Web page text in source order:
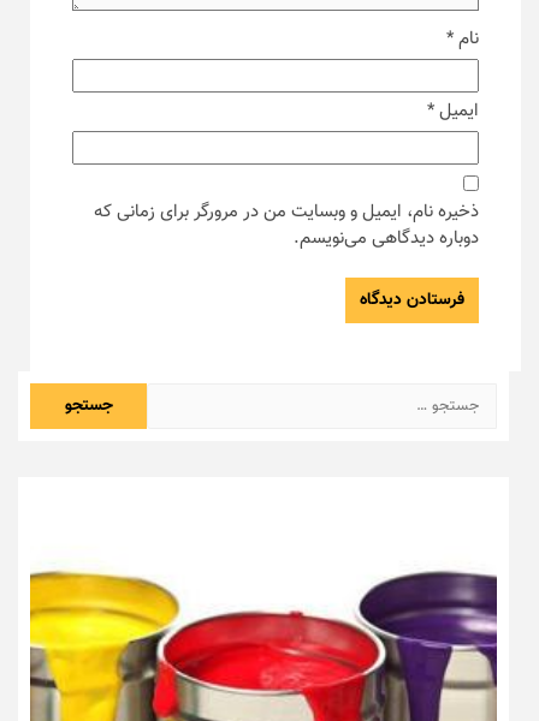
نام*
ایمیل*
ذخیره نام، ایمیل و وبسایت من در مرورگر برای زمانی که
دوباره دیدگاهی می‌نویسم.
جستجو
برای: